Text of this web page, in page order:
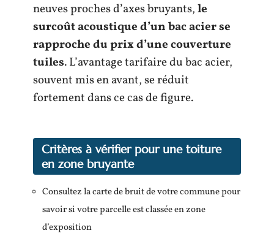
neuves proches d’axes bruyants,le
surcoût acoustique d’un bac acier se
rapproche du prix d’une couverture
tuiles. L’avantage tarifaire du bac acier,
souvent mis en avant, se réduit
fortement dans ce cas de figure.
Critères à vérifier pour une toiture
en zone bruyante
Consultez la carte de bruit de votre commune pour
savoir si votre parcelle est classée en zone
d’exposition